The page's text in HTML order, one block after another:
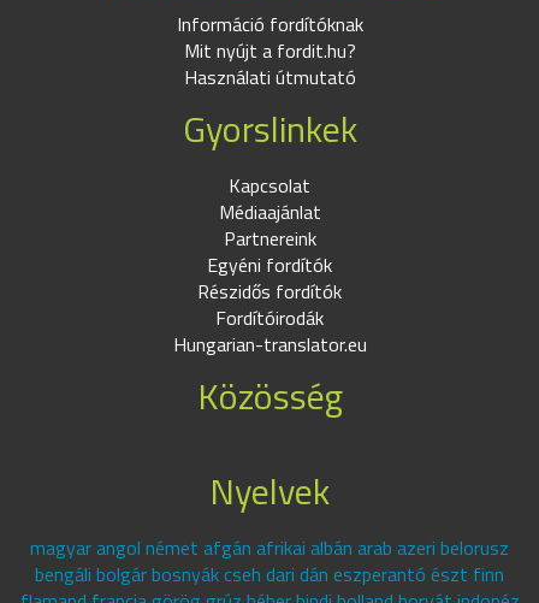
Információ fordítóknak
Mit nyújt a fordit.hu?
Használati útmutató
Gyorslinkek
Kapcsolat
Médiaajánlat
Partnereink
Egyéni fordítók
Részidős fordítók
Fordítóirodák
Hungarian-translator.eu
Közösség
Nyelvek
magyar angol német afgán afrikai albán arab azeri belorusz
bengáli bolgár bosnyák cseh dari dán eszperantó észt finn